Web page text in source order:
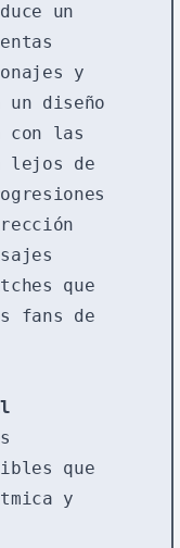
un
y
un diseño
con las
lejos de
que
fans de
que
y